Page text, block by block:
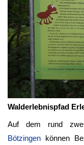
Walderlebnispfad
Auf dem rund
Bötzingen können